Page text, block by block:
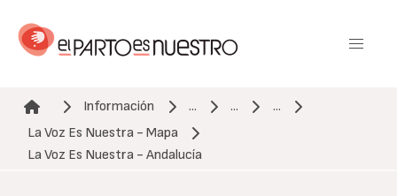
contenido
Ruta de navegación
Información ... ...
...
La Voz Es Nuestra - Mapa
La Voz Es Nuestra - Andalucía